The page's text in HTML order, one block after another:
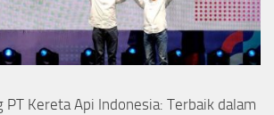
PT Kereta Api Indonesia: Terbaik dalam